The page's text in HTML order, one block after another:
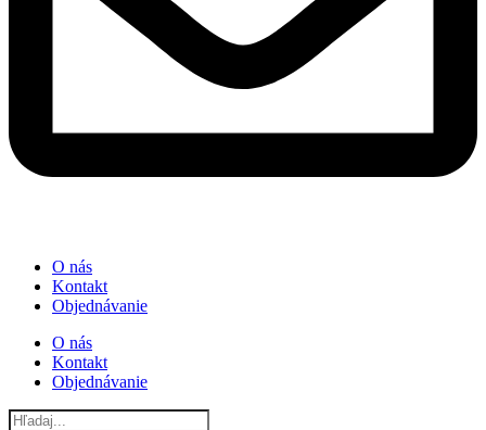
O nás
Kontakt
Objednávanie
O nás
Kontakt
Objednávanie